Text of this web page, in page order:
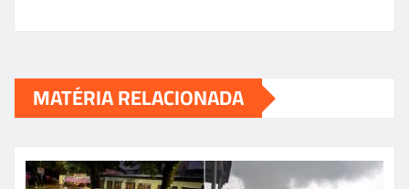
MATÉRIA RELACIONADA